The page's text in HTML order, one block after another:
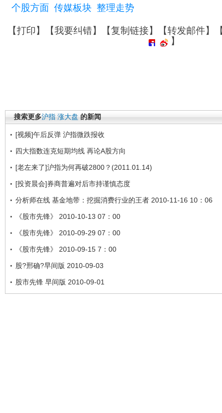
个股方面 传媒板块 整理走势
【打印】【我要纠错】【复制链接】【转发邮件】
】
搜索更多沪指 涨大盘 的新闻
[视频]午后反弹 沪指微跌报收
四大指数连克短期均线 再论A股方向
[老左来了]沪指为何再破2800？(2011.01.14)
[投资晨会]券商普遍对后市持谨慎态度
分析师在线 基金地带：挖掘消费行业的王者 2010-11-16 10：06
《股市先锋》 2010-10-13 07：00
《股市先锋》 2010-09-29 07：00
《股市先锋》 2010-09-15 7：00
股?邢确?早间版 2010-09-03
股市先锋 早间版 2010-09-01